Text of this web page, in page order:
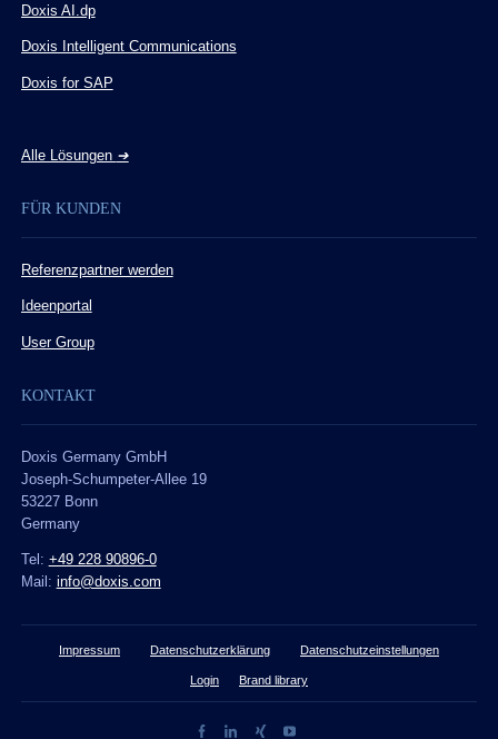
Doxis AI.dp
Doxis Intelligent Communications
Doxis for SAP
Alle Lösungen ➔
FÜR KUNDEN
Referenzpartner werden
Ideenportal
User Group
KONTAKT
Doxis Germany GmbH
Joseph-Schumpeter-Allee 19
53227 Bonn
Germany
Tel: +49 228 90896-0
Mail: info@doxis.com
Impressum Datenschutzerklärung Datenschutzeinstellungen
Login Brand library